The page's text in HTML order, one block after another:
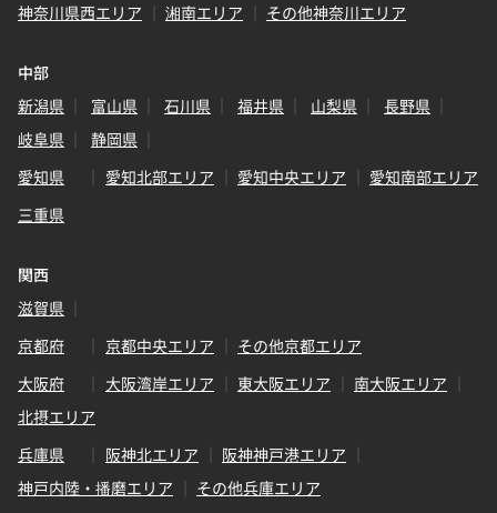
神奈川県西エリア
湘南エリア その他神奈川エリア
中部
新潟県
富山県 石川県 福井県 山梨県
長野県
岐阜県
静岡県
愛知県
愛知北部エリア 愛知中央エリア
愛知南部エリア
三重県
関西
滋賀県
京都府
京都中央エリア
その他京都エリア
大阪府
大阪湾岸エリア 東大阪エリア
南大阪エリア
北摂エリア
兵庫県
阪神北エリア
阪神神戸港エリア
神戸内陸・播磨エリア
その他兵庫エリア